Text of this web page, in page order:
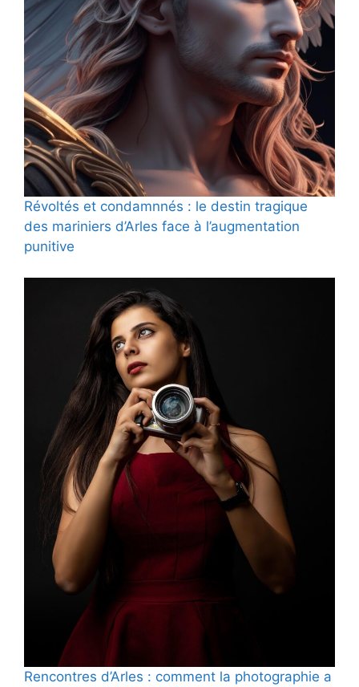
Révoltés et condamnnés : le destin tragique
des mariniers d’Arles face à l’augmentation
punitive
Rencontres d’Arles : comment la photographie a